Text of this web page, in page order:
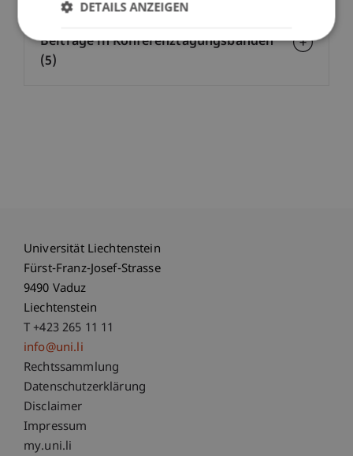
Beiträge in Konferenztagungsbänden
(5)
Universität Liechtenstein
Fürst-Franz-Josef-Strasse
9490 Vaduz
Liechtenstein
T +423 265 11 11
info@uni.li
Fußzeile Rechtliche Hinweise
Rechtssammlung
Datenschutzerklärung
Disclaimer
Impressum
Fußzeile Subdomain-Verzeichnis
my.uni.li
DETAILS ANZEIGEN